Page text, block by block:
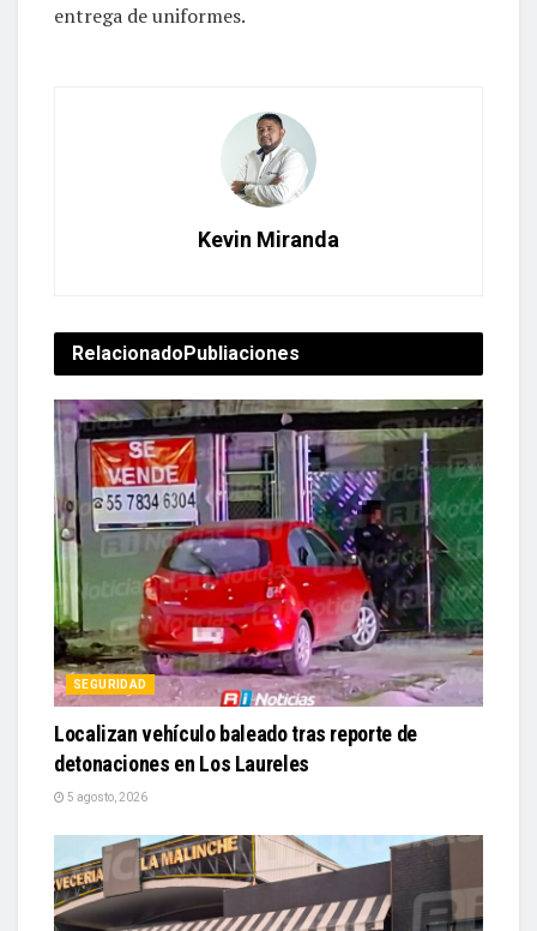
entrega de uniformes.
Kevin Miranda
Relacionado Publiaciones
SEGURIDAD
Localizan vehículo baleado tras reporte de
detonaciones en Los Laureles
5 agosto, 2026